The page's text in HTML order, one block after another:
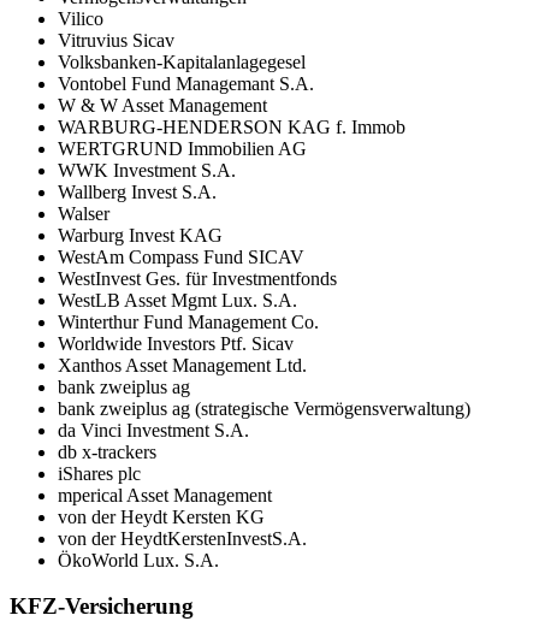
Vilico
Vitruvius Sicav
Volksbanken-Kapitalanlagegesel
Vontobel Fund Managemant S.A.
W & W Asset Management
WARBURG-HENDERSON KAG f. Immob
WERTGRUND Immobilien AG
WWK Investment S.A.
Wallberg Invest S.A.
Walser
Warburg Invest KAG
WestAm Compass Fund SICAV
WestInvest Ges. für Investmentfonds
WestLB Asset Mgmt Lux. S.A.
Winterthur Fund Management Co.
Worldwide Investors Ptf. Sicav
Xanthos Asset Management Ltd.
bank zweiplus ag
bank zweiplus ag (strategische Vermögensverwaltung)
da Vinci Investment S.A.
db x-trackers
iShares plc
mperical Asset Management
von der Heydt Kersten KG
von der HeydtKerstenInvestS.A.
ÖkoWorld Lux. S.A.
KFZ-Versicherung